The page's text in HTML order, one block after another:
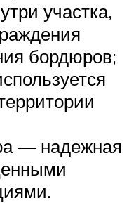
участка,
бордюров;
— надежная